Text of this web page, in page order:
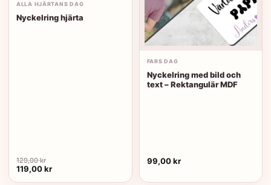
ALLA HJÄRTANS DAG
Nyckelring hjärta
129,00kr
Det
ursprungliga
119,00krDet
FARS DAG
Nyckelring med bild och
text – Rektangulär MDF
99,00kr